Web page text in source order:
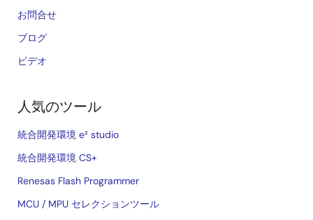
お問合せ
ブログ
ビデオ
人気のツール
統合開発環境 e² studio
統合開発環境 CS+
Renesas Flash Programmer
MCU / MPU セレクションツール